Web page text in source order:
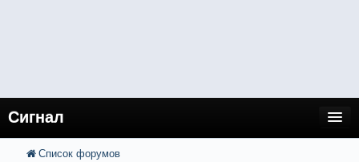
Сигнал
FAQСписок форумов